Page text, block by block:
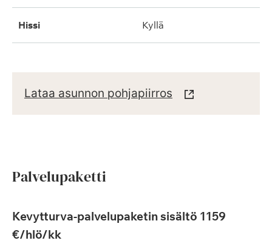
hissi kyllä
Lataa asunnon pohjapiirros
Palvelupaketti
Kevytturva-palvelupaketin sisältö 1159
€/hlö/kk